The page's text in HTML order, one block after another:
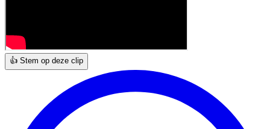
👍 Stem op deze clip